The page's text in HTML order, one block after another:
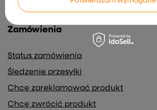
Zamówienia
Status zamówienia
Śledzenie przesyłki
Chcę zareklamować produkt
Chcę zwrócić produkt